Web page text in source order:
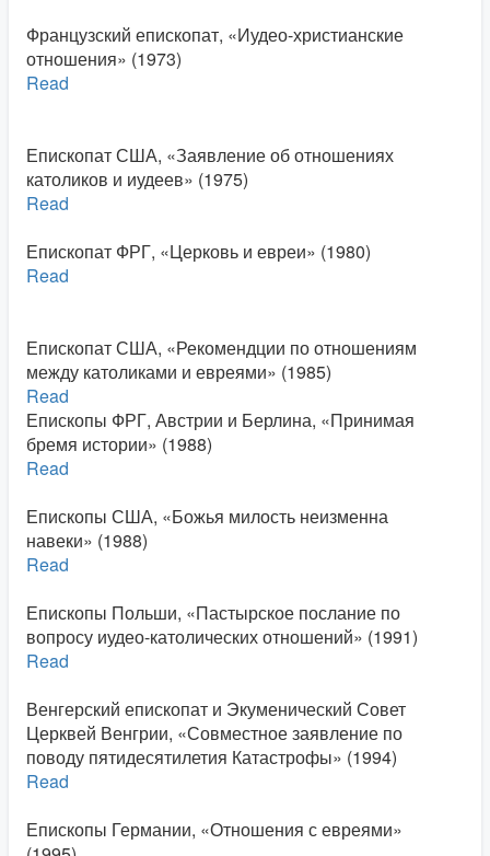
Французский епископат, «Иудео-христианские
отношения» (1973)
Read
Епископат США, «Заявление об отношениях
католиков и иудеев» (1975)
Read
Епископат ФРГ, «Церковь и евреи» (1980)
Read
Епископат США, «Рекомендции по отношениям
между католиками и евреями» (1985)
Read
Епископы ФРГ, Австрии и Берлина, «Принимая
бремя истории» (1988)
Read
Епископы США, «Божья милость неизменна
навеки» (1988)
Read
Епископы Польши, «Пастырское послание по
вопросу иудео-католических отношений» (1991)
Read
Венгерский епископат и Экуменический Совет
Церквей Венгрии, «Совместное заявление по
поводу пятидесятилетия Катастрофы» (1994)
Read
Епископы Германии, «Отношения с евреями»